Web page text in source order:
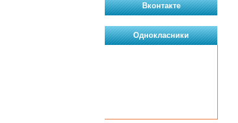
Вконтакте
Однокласники